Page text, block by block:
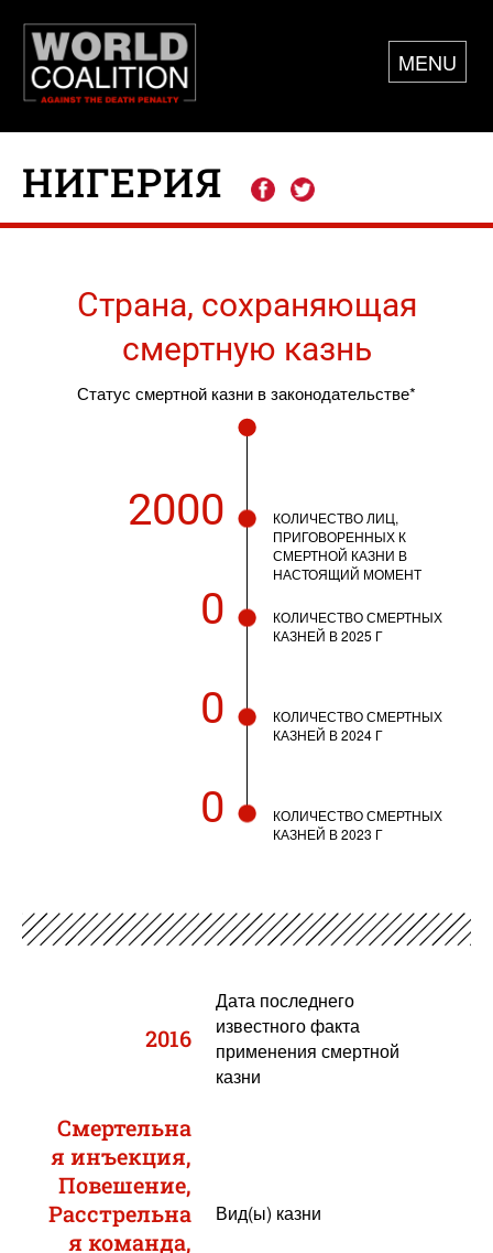
MENU
НИГЕРИЯ
Страна, сохраняющая
смертную казнь
Статус смертной казни в законодательстве*
2000
КОЛИЧЕСТВО ЛИЦ,
ПРИГОВОРЕННЫХ К
СМЕРТНОЙ КАЗНИ В
НАСТОЯЩИЙ МОМЕНТ
0
КОЛИЧЕСТВО СМЕРТНЫХ
КАЗНЕЙ В 2025 Г
0
КОЛИЧЕСТВО СМЕРТНЫХ
КАЗНЕЙ В 2024 Г
0
КОЛИЧЕСТВО СМЕРТНЫХ
КАЗНЕЙ В 2023 Г
2016
Дата последнего
известного факта
применения смертной
казни
Смертельна
я инъекция,
Повешение,
Расстрельна
я команда,
Вид(ы) казни